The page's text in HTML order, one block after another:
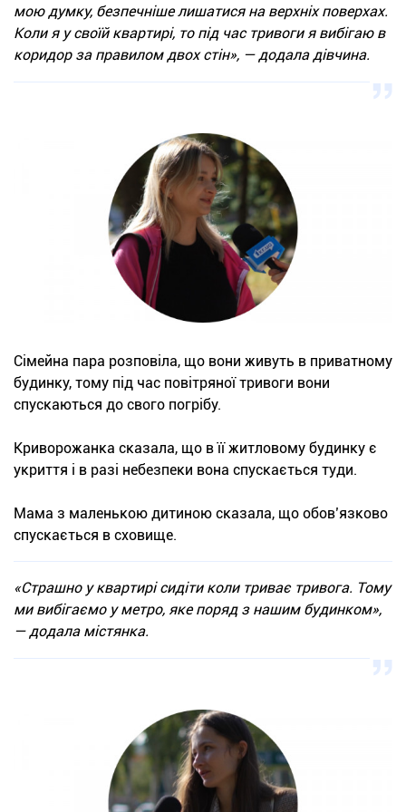
мою думку, безпечніше лишатися на верхніх поверхах.
Коли я у своїй квартирі, то під час тривоги я вибігаю в
коридор за правилом двох стін», — додала дівчина.
Сімейна пара розповіла, що вони живуть в приватному
будинку, тому під час повітряної тривоги вони
спускаються до свого погрібу.
Криворожанка сказала, що в її житловому будинку є
укриття і в разі небезпеки вона спускається туди.
Мама з маленькою дитиною сказала, що обов’язково
спускається в сховище.
«Страшно у квартирі сидіти коли триває тривога. Тому
ми вибігаємо у метро, яке поряд з нашим будинком»,
— додала містянка.